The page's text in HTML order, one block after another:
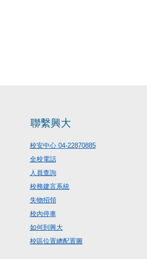
聯繫興大
校安中心 04-22870885
全校電話
人員查詢
校務建言系統
失物招領
校內停車
如何到興大
校區位置總配置圖